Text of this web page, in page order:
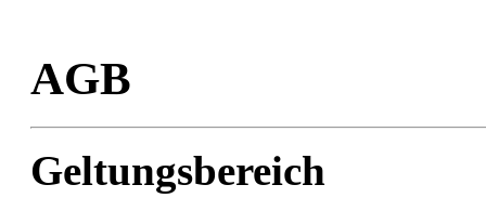
AGB
Geltungsbereich